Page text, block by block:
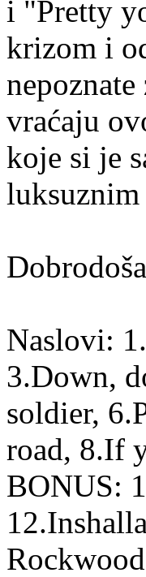
i "Pretty
krizom i
vraćaju
koje si je
Naslovi:
3.Down,
soldier,
road, 8.If
BONUS: